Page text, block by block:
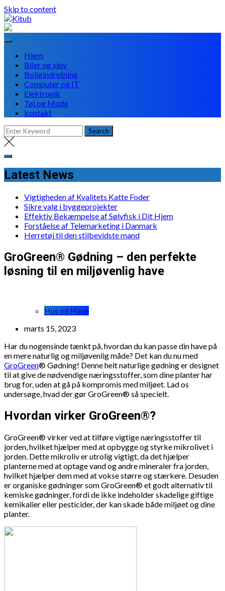
Skip to content
Hjem
Biler og sjov
Boligindretning
Computer og IT
Elektronik
Tøj og Mode
kontakt
Latest News
Vigtigheden af Kvalitets Katte Foder
Sikre valg i byggeprojekter
Effektiv Bekæmpelse af Sølvfisk i Dit Hjem
Forståelse af Telemarketing i Danmark
Herretøj til den stilbevidste mand
GroGreen® Gødning – den perfekte
løsning til en miljøvenlig have
Hus og Have
marts 15, 2023
Har du nogensinde tænkt på, hvordan du kan passe din have på
en mere naturlig og miljøvenlig måde? Det kan du nu med
GroGreen® Gødning! Denne helt naturlige gødning er designet
til at give de nødvendige næringsstoffer, som dine planter har
brug for, uden at gå på kompromis med miljøet. Lad os
undersøge, hvad der gør GroGreen® så specielt.
Hvordan virker GroGreen®?
GroGreen® virker ved at tilføre vigtige næringsstoffer til
jorden, hvilket hjælper med at opbygge og styrke mikrolivet i
jorden. Dette mikroliv er utrolig vigtigt, da det hjælper
planterne med at optage vand og andre mineraler fra jorden,
hvilket hjælper dem med at vokse større og stærkere. Desuden
er organiske gødninger som GroGreen® et godt alternativ til
kemiske gødninger, fordi de ikke indeholder skadelige giftige
kemikalier eller pesticider, der kan skade både miljøet og dine
planter.